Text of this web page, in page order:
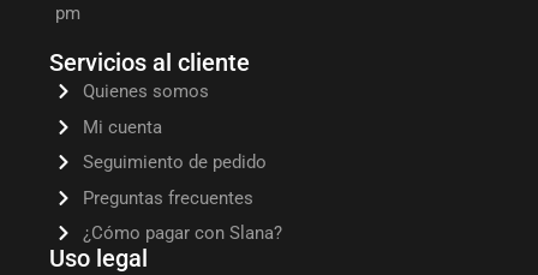
pm
Servicios al cliente
Quienes somos
Mi cuenta
Seguimiento de pedido
Preguntas frecuentes
¿Cómo pagar con Slana?
Uso legal